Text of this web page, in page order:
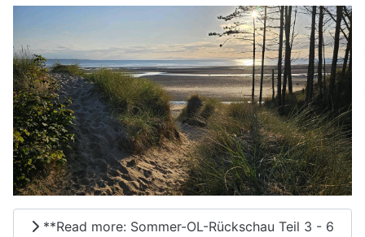
**Read more: Sommer-OL-Rückschau Teil 3 - 6